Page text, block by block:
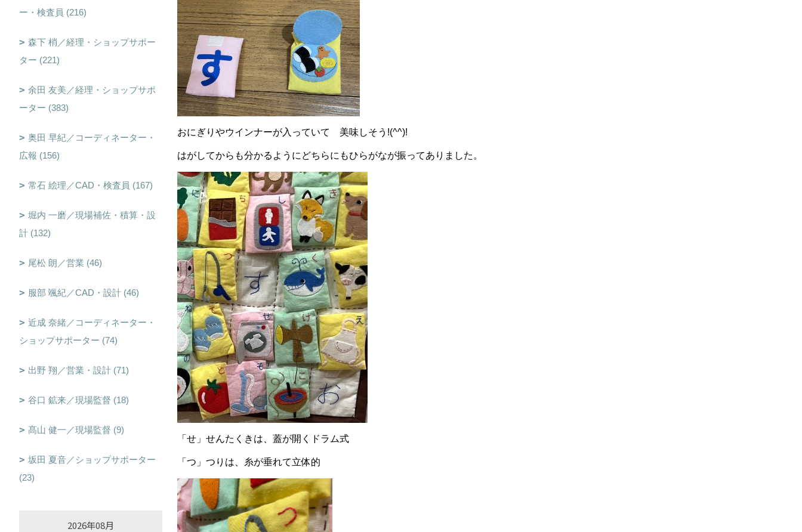
おにぎりやウインナーが入っていて 美味しそう!(^^)!
はがしてからも分かるようにどちらにもひらがなが振ってありました。
「せ」せんたくきは、蓋が開くドラム式
「つ」つりは、糸が垂れて立体的
ー・検査員 (216)
森下 梢／経理・ショップサポー
ター (221)
余田 友美／経理・ショップサポ
ーター (383)
奥田 早紀／コーディネーター・
広報 (156)
常石 絵理／CAD・検査員 (167)
堀内 一磨／現場補佐・積算・設
計 (132)
尾松 朗／営業 (46)
服部 颯紀／CAD・設計 (46)
近成 奈緒／コーディネーター・
ショップサポーター (74)
出野 翔／営業・設計 (71)
谷口 鉱来／現場監督 (18)
髙山 健一／現場監督 (9)
坂田 夏音／ショップサポーター
(23)
2026年08月